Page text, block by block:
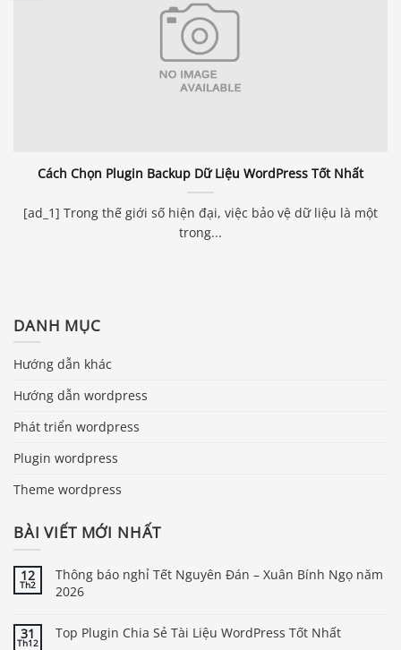
Cách Chọn Plugin Backup Dữ Liệu WordPress Tốt Nhất
[ad_1] Trong thế giới số hiện đại, việc bảo vệ dữ liệu là một
trong...
DANH MỤC
Hướng dẫn khác
Hướng dẫn wordpress
Phát triển wordpress
Plugin wordpress
Theme wordpress
BÀI VIẾT MỚI NHẤT
12
Th2
Thông báo nghỉ Tết Nguyên Đán – Xuân Bính Ngọ năm
2026
31
Th12
Top Plugin Chia Sẻ Tài Liệu WordPress Tốt Nhất